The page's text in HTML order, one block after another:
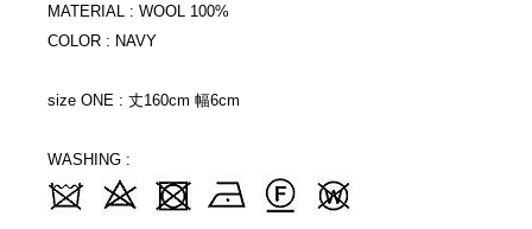
MATERIAL : WOOL 100%
COLOR : NAVY
size ONE : 丈160cm 幅6cm
WASHING :